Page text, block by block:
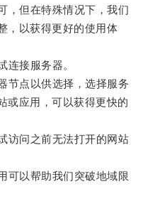
但在特殊情况下，我们
，以获得更好的使用体
接服务器。
点以供选择，选择服务
或应用，可以获得更快的
问之前无法打开的网站
以帮助我们突破地域限